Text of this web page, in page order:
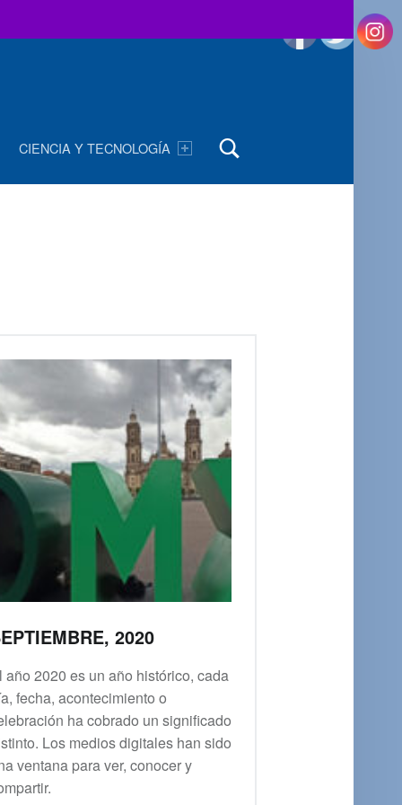
CIENCIA Y TECNOLOGÍA
2020
año 2020 es un año histórico, cada
fecha, acontecimiento o
ha cobrado un significado
Los medios digitales han sido
ventana para ver, conocer y